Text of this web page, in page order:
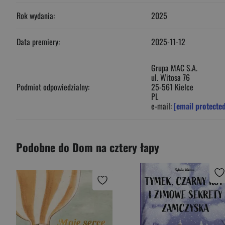
Rok wydania: 2025
Data premiery: 2025-11-12
Podmiot odpowiedzialny:
Grupa MAC S.A.
ul. Witosa 76
25-561 Kielce
PL
e-mail: [email
Podobne do Dom na cztery łapy